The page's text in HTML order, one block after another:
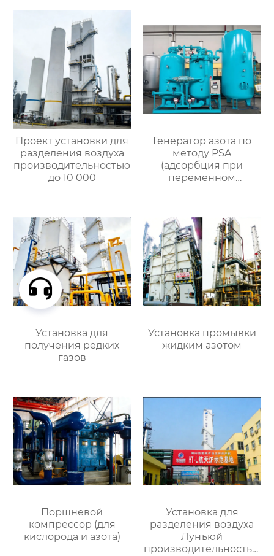
Проект установки для
разделения воздуха
производительностью
до 10 000
Генератор азота по
методу PSA
(адсорбция при
переменном
Установка для
получения редких
газов
Установка промывки
жидким азотом
Поршневой
компрессор (для
кислорода и азота)
Установка для
разделения воздуха
Лунъюй
производительностью